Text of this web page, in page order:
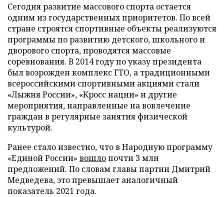
Сегодня развитие массового спорта остается
одним из государственных приоритетов. По всей
стране строятся спортивные объекты реализуются
программы по развитию детского, школьного и
дворового спорта, проводятся массовые
соревнования. В 2014 году по указу президента
был возрожден комплекс ГТО, а традиционными
всероссийскими спортивными акциями стали
«Лыжня России», «Кросс нации» и другие
мероприятия, направленные на вовлечение
граждан в регулярные занятия физической
культурой.
Ранее стало известно, что в Народную программу
«Единой России» вошлопочти 3 млн
предложений. По словам главы партии Дмитрий
Медведева, это превышает аналогичный
показатель 2021 года.